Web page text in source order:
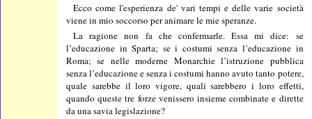
Ecco come l'esperienza de' vari tempi e delle varie società
viene in mio soccorso per animare le mie speranze.
La ragione non fa che confermarle. Essa mi dice: se
l’educazione in Sparta; se i costumi senza l’educazione in
Roma; se nelle moderne Monarchie l’istruzione pubblica
senza l’educazione e senza i costumi hanno avuto tanto potere,
quale sarebbe il loro vigore, quali sarebbero i loro effetti,
quando queste tre forze venissero insieme combinate e dirette
da una savia legislazione?